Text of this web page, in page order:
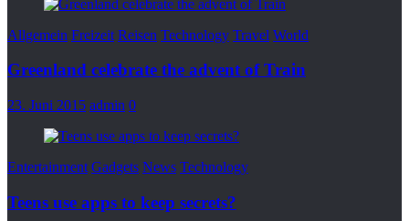
Allgemein Freizeit Reisen Technology Travel World
Greenland celebrate the advent of Train
23. Juni 2015 admin 0
Entertainment Gadgets News Technology
Teens use apps to keep secrets?